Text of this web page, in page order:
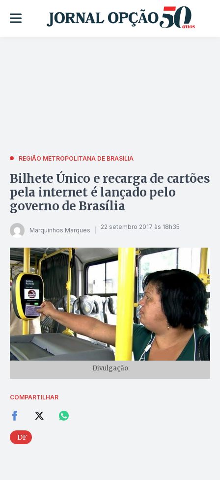
REGIÃO METROPOLITANA DE BRASÍLIA
Bilhete Único e recarga de cartões
pela internet é lançado pelo
governo de Brasília
Marquinhos Marques 22 setembro 2017 às 18h35
Divulgação
COMPARTILHAR
DF